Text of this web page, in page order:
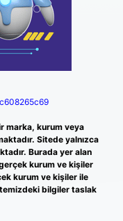
marka, kurum veya
Sitede yalnızca
Burada yer alan
kurum ve kişiler
kurum ve kişiler ile
bilgiler taslak